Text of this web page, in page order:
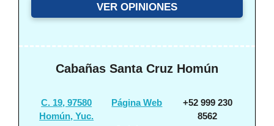
VER OPINIONES
Cabañas Santa Cruz Homún
C. 19, 97580
Homún, Yuc.
Página Web
+52 999 230
8562